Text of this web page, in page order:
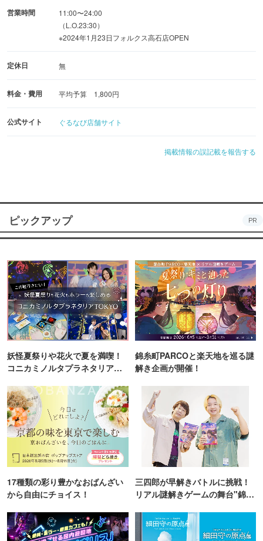
ママ会や女子会、ご友人とのランチ、記念日まで
様々なシーンで心地よいひとときをお過ごしください。
営業時間
11:00〜24:00
（L.O.23:30）
※2024年1月23日フォルクス高石店OPEN
定休日 無
料金・費用 平均予算 1,800円
公式サイト ぐるなび店舗サイト
掲載情報の誤記載を報告する
ピックアップ PR
妖怪夏祭りや花火で夏を満喫！
コニカミノルタプラネタリア
錦糸町PARCOと楽天地を巡る謎
解き企画が開催！
17種類の彩り豊かなおばんざい
から自由にチョイス！
三四郎が早解きバトルに挑戦！
リアル謎解きゲームの舞台"錦糸